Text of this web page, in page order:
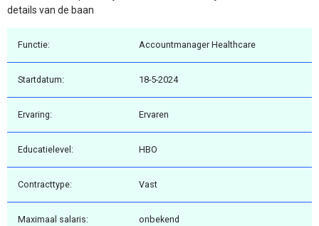
details van de baan
Functie: Accountmanager Healthcare
Startdatum: 18-5-2024
Ervaring: Ervaren
Educatielevel: HBO
Contracttype: Vast
Maximaal salaris: onbekend